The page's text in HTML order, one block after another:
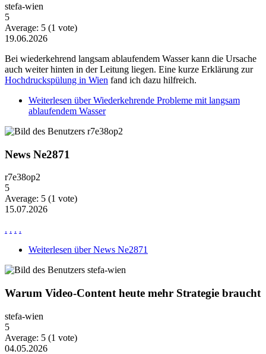
stefa-wien
5
Average: 5 (1 vote)
19.06.2026
Bei wiederkehrend langsam ablaufendem Wasser kann die Ursache
auch weiter hinten in der Leitung liegen. Eine kurze Erklärung zur
Hochdruckspülung in Wien fand ich dazu hilfreich.
Weiterlesen über Wiederkehrende Probleme mit langsam
ablaufendem Wasser
News Ne2871
r7e38op2
5
Average: 5 (1 vote)
15.07.2026
. . . .
Weiterlesen über News Ne2871
Warum Video-Content heute mehr Strategie braucht
stefa-wien
5
Average: 5 (1 vote)
04.05.2026